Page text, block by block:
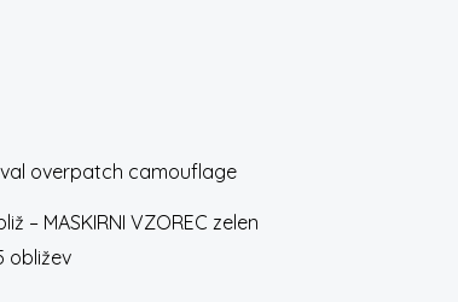
– MASKIRNI VZOREC zelen
obližev